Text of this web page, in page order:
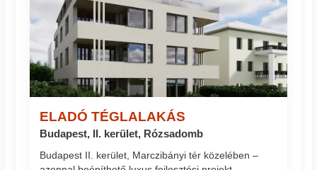
ELADÓ TÉGLALAKÁS
Budapest, II. kerület, Rózsadomb
Budapest II. kerület, Marczibányi tér közelében –